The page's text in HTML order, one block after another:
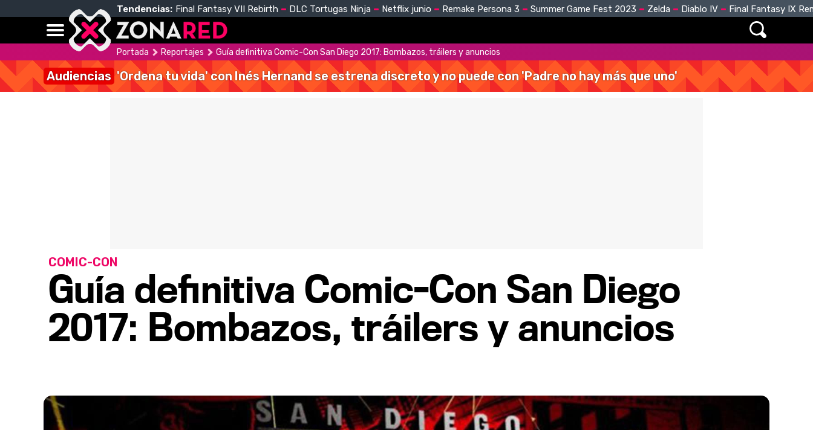
Tendencias: Final Fantasy VII Rebirth DLC Tortugas Ninja Netflix junio Remake Persona 3 Summer Game Fest 2023 Zelda Diablo IV Final Fantasy IX
Portada Reportajes Guía definitiva Comic-Con San Diego 2017: Bombazos, tráilers y anuncios
Audiencias 'Ordena tu vida' con Inés Hernand se estrena discreto y no puede con 'Padre no hay más que uno'
Guía definitiva Comic-Con San Diego
2017: Bombazos, tráilers y anuncios
COMIC-CON